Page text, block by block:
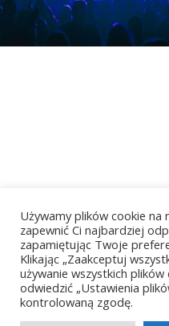
Copyright © 2026
Używamy plików cookie
zapewnić Ci najbardziej
zapamiętując Twoje
Klikając „Zaakceptuj
używanie wszystkich
odwiedzić „Ustawienia
kontrolowaną zgodę.